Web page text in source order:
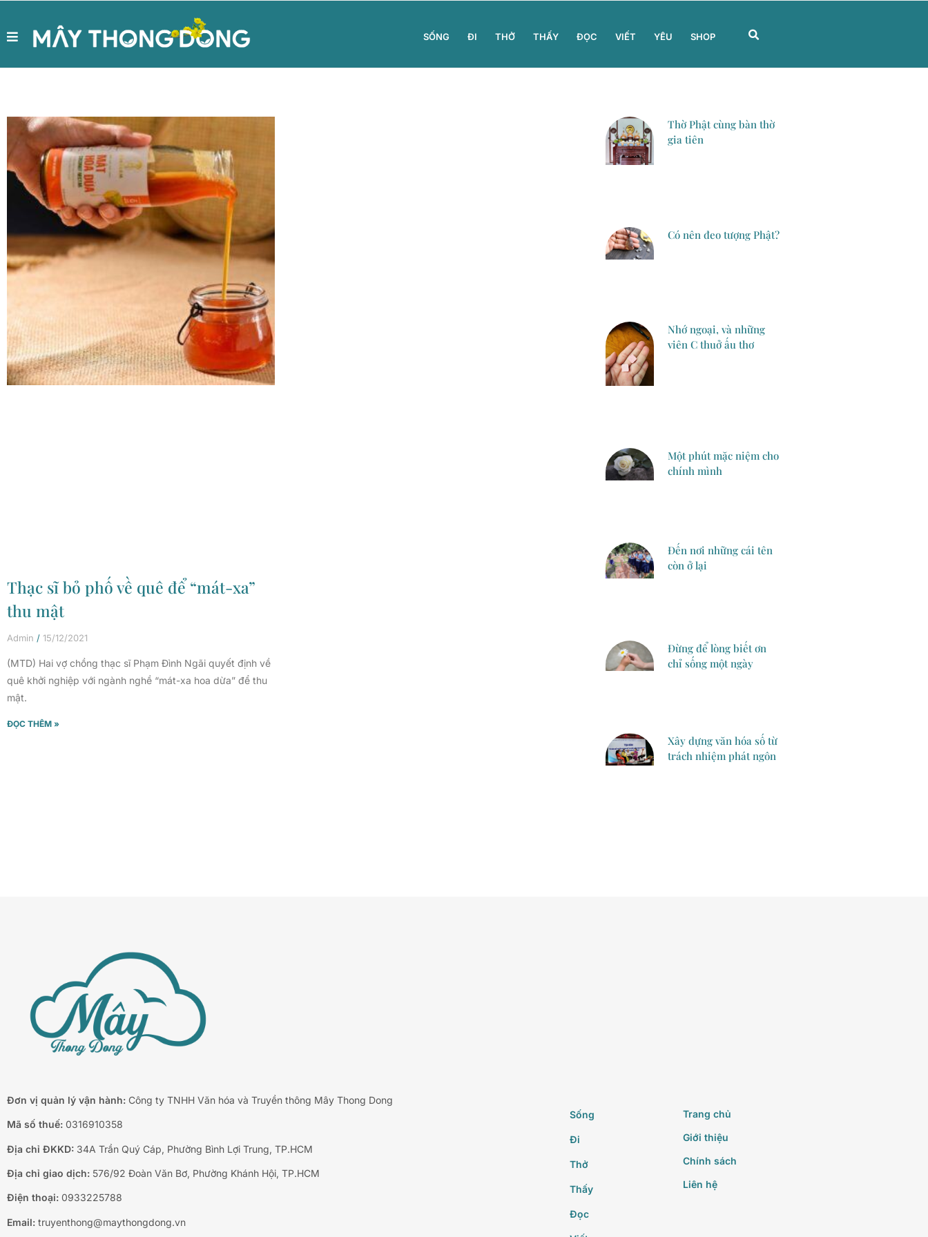
SỐNG ĐI THỞ THẤY ĐỌC VIẾT YÊU SHOP
Thạc sĩ bỏ phố về quê để “mát-xa”
thu mật
Admin 15/12/2021
(MTD) Hai vợ chồng thạc sĩ Phạm Đình Ngãi quyết định về
quê khởi nghiệp với ngành nghề “mát-xa hoa dừa” để thu
mật.
ĐỌC THÊM »
Thờ Phật cùng bàn thờ
gia tiên
Có nên đeo tượng Phật?
Nhớ ngoại, và những
viên C thuở ấu thơ
Một phút mặc niệm cho
chính mình
Đến nơi những cái tên
còn ở lại
Đừng để lòng biết ơn
chỉ sống một ngày
Xây dựng văn hóa số từ
trách nhiệm phát ngôn
Đơn vị quản lý vận hành: Công ty TNHH Văn hóa và Truyền thông Mây Thong Dong
Mã số thuế: 0316910358
Địa chỉ ĐKKD: 34A Trần Quý Cáp, Phường Bình Lợi Trung, TP.HCM
Địa chỉ giao dịch: 576/92 Đoàn Văn Bơ, Phường Khánh Hội, TP.HCM
Điện thoại: 0933225788
Email: truyenthong@maythongdong.vn
Sống
Đi
Thở
Thấy
Đọc
Trang chủ
Giới thiệu
Chính sách
Liên hệ